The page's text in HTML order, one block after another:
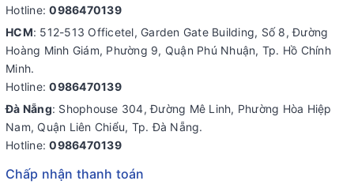
Hotline:0986470139
HCM: 512-513 Officetel, Garden Gate Building, Số 8, Đường
Hoàng Minh Giám, Phường 9, Quận Phú Nhuận, Tp. Hồ Chính
Minh.
Hotline:0986470139
Đà Nẵng: Shophouse 304, Đường Mê Linh, Phường Hòa Hiệp
Nam, Quận Liên Chiểu, Tp. Đà Nẵng.
Hotline:0986470139
Chấp nhận thanh toán